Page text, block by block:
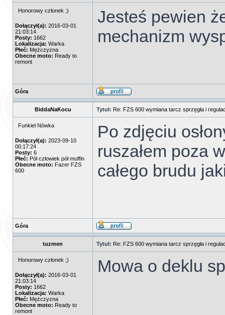
Honorowy członek ;)
Dołączył(a): 2016-03-01
21:03:14
Posty: 1662
Lokalizacja: Warka
Płeć: Mężczyzna
Obecne moto: Ready to
remont
Jesteś pewien
mechanizm
Góra
BiddaNaKocu Tytuł: Re: FZS 600 wymiana tarcz sprzęgła i
Funkiel Nówka
Dołączył(a): 2023-09-10
00:17:24
Posty: 6
Płeć: Pół człowiek pół muffin
Obecne moto: Fazer FZS
600
Po zdjęciu
ruszałem poza
całego brudu
Góra
tuzmen Tytuł: Re: FZS 600 wymiana tarcz sprzęgła i
Honorowy członek ;)
Dołączył(a): 2016-03-01
21:03:14
Posty: 1662
Lokalizacja: Warka
Płeć: Mężczyzna
Obecne moto: Ready to
remont
Mowa o deklu